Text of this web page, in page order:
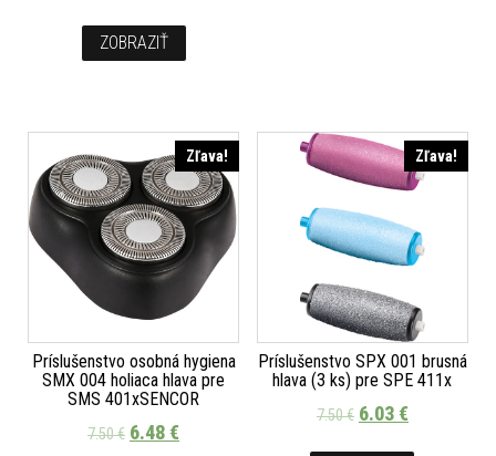
ZOBRAZIŤ
Zľava!
Príslušenstvo osobná hygiena
SMX 004 holiaca hlava pre
SMS 401xSENCOR
7.50€ 6.48€
Zľava!
Príslušenstvo SPX 001 brusná
hlava (3 ks) pre SPE 411x
7.50€ 6.03€